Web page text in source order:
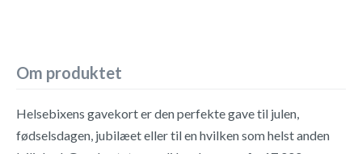
Om produktet
Helsebixens gavekort er den perfekte gave til julen,
fødselsdagen, jubilæet eller til en hvilken som helst anden